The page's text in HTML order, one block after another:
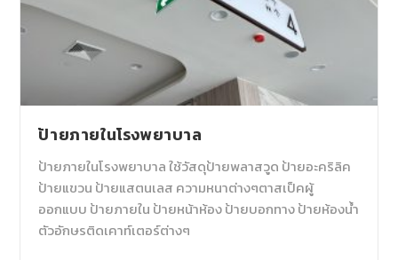
ป้ายภายในโรงพยาบาล
ป้ายภายในโรงพยาบาล ใช้วัสดุป้ายพลาสวูด ป้ายอะคริลิค
ป้ายแขวน ป้ายแสตนเลส ความหนาต่างๆตาสเป็คผู้
ออกแบบ ป้ายภายใน ป้ายหน้าห้อง ป้ายบอกทาง ป้ายห้องน้ำ
ตัวอักษรติดเคาท์เตอร์ต่างๆ